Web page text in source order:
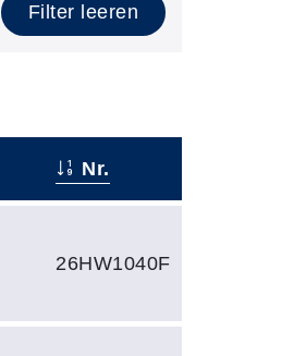
Filter leeren
Nr.
26HW1040F